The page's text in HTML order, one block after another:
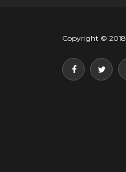
Copyright © 2018